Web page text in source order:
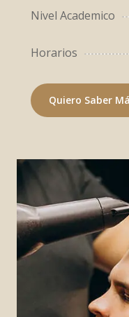
Nivel Academico
Horarios
Quiero Saber